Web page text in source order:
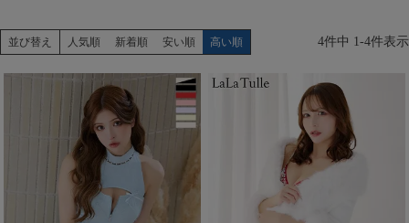
並び替え 人気順 新着順 安い順 高い順 4件中 1-4件表示